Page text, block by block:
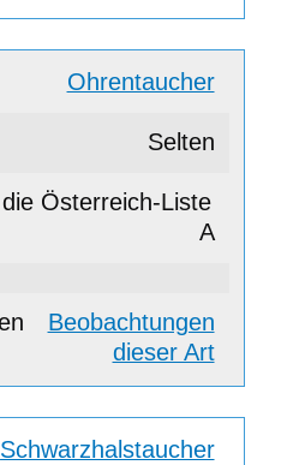
Ohrentaucher
Selten
A
Beobachtungen
dieser Art
Schwarzhalstaucher